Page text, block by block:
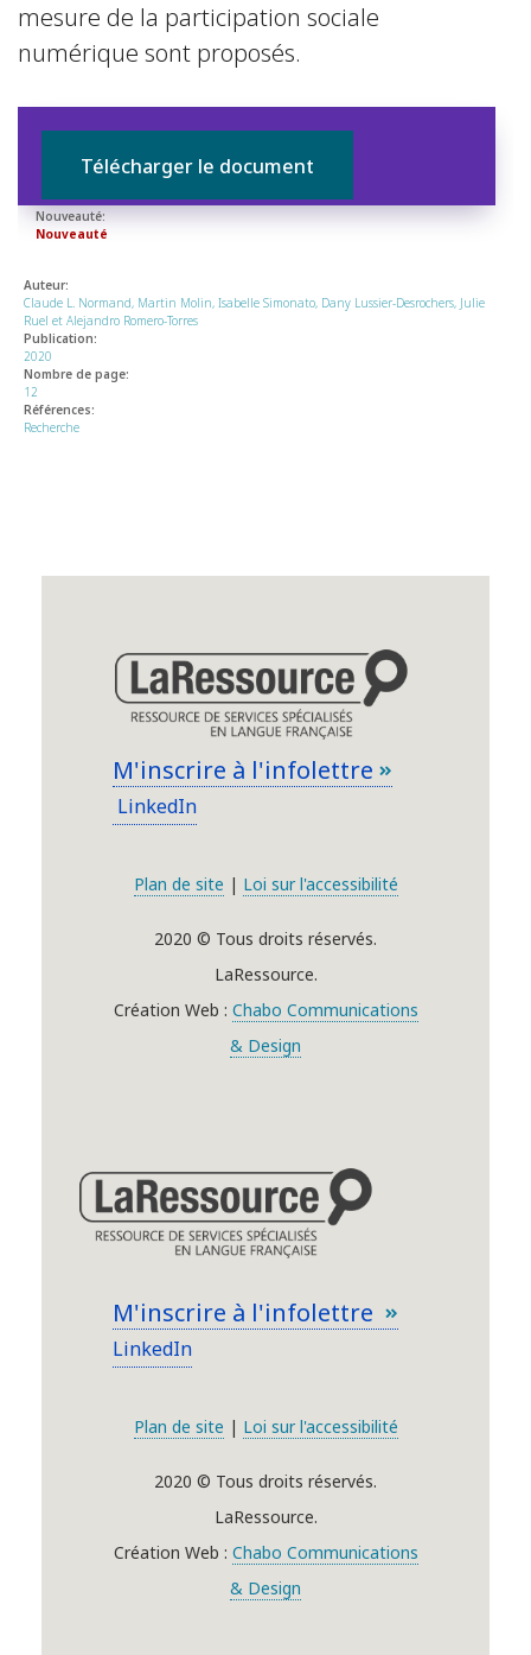
mesure de la participation sociale
numérique sont proposés.
Télécharger le document
Nouveauté:
Nouveauté
Auteur:
Claude L. Normand, Martin Molin, Isabelle Simonato, Dany Lussier-Desrochers, Julie
Ruel et Alejandro Romero-Torres
Publication:
2020
Nombre de page:
12
Références:
Recherche
M'inscrire à l'infolettre
LinkedIn
Plan de site | Loi sur l'accessibilité
2020 © Tous droits réservés.
LaRessource.
Création Web : Chabo Communications
& Design
M'inscrire à l'infolettre
LinkedIn
Plan de site | Loi sur l'accessibilité
2020 © Tous droits réservés.
LaRessource.
Création Web : Chabo Communications
& Design